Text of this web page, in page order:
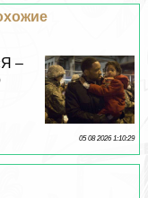
–
05 08 2026 1:10:29